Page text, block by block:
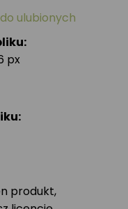
px
produkt,
ulubionych